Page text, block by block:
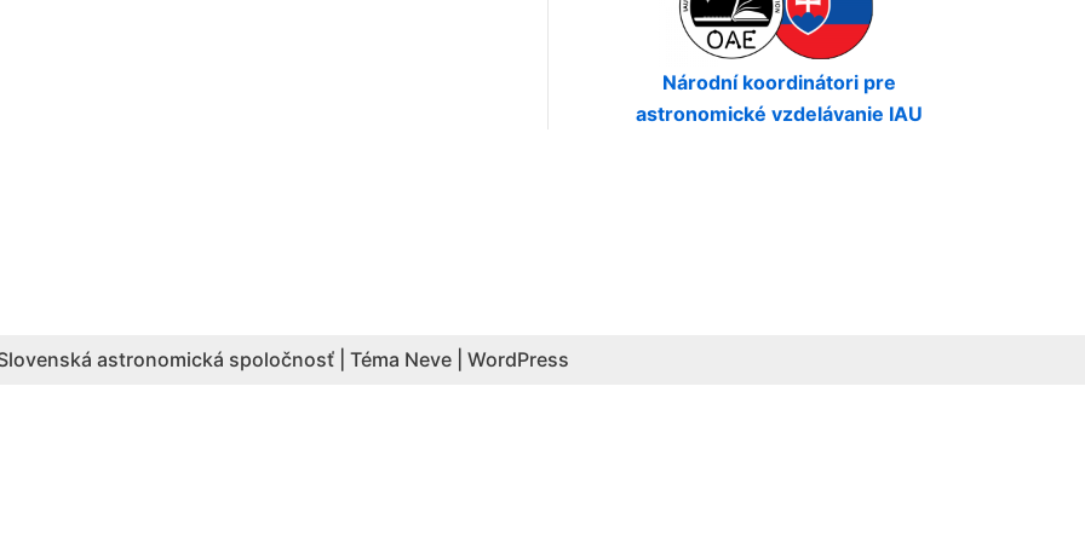
Národní koordinátori pre
astronomické vzdelávanie IAU
astronomická spoločnosť | Téma Neve WordPress